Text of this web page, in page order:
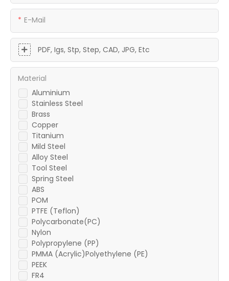
E-Mail
PDF, Igs, Stp, Step, CAD, JPG, Etc
Aluminium
Stainless Steel
Brass
Copper
Titanium
Mild Steel
Alloy Steel
Tool Steel
Spring Steel
ABS
POM
PTFE (Teflon)
Polycarbonate(PC)
Nylon
Polypropylene (PP)
PMMA (Acrylic)Polyethylene (PE)
PEEK
FR4
Material